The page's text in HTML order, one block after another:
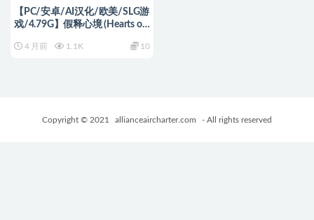
【PC/安卓/AI汉化/欧美/SLG游
戏/4.79G】假释心境 (Hearts on
+PC+安卓+欧美SLG游戏+4.79G
4 月前 1.1K 10
Copyright © 2021 allianceaircharter.com - All rights reserved